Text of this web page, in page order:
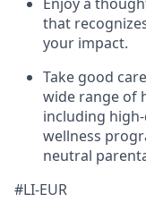
that
your impact.
Take good
wide range of
including
wellness
neutral
#LI-EUR